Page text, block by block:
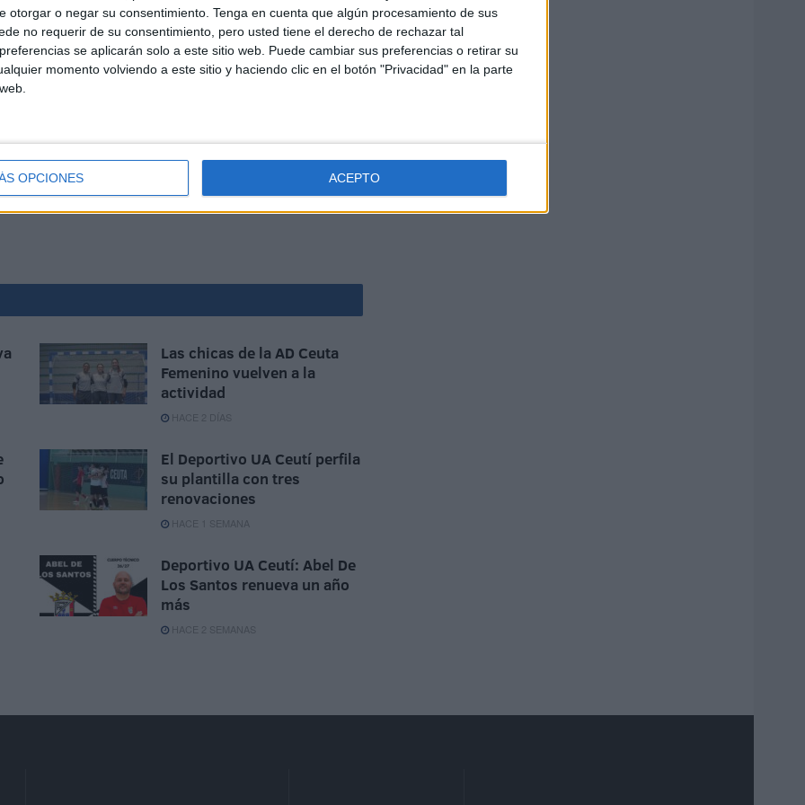
otorgar o negar su consentimiento. Tenga en cuenta que algún procesamiento de sus
no requerir de su consentimiento, pero usted tiene el derecho de rechazar tal
se aplicarán solo a este sitio web. Puede cambiar sus preferencias o retirar su
momento volviendo a este sitio y haciendo clic en el botón "Privacidad" en la parte
OPCIONES ACEPTO
ha disputado esta semana de amistosos con el fin de
local donde espera jugar esta temporada que
Las chicas de la AD Ceuta
Femenino vuelven a la
actividad
HACE 2 DÍAS
El Deportivo UA Ceutí perfila
su plantilla con tres
renovaciones
HACE 1 SEMANA
Deportivo UA Ceutí: Abel De
Los Santos renueva un año
más
HACE 2 SEMANAS